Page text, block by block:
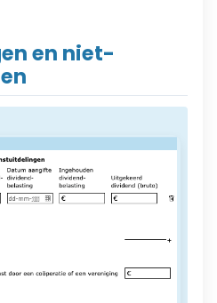
en niet-